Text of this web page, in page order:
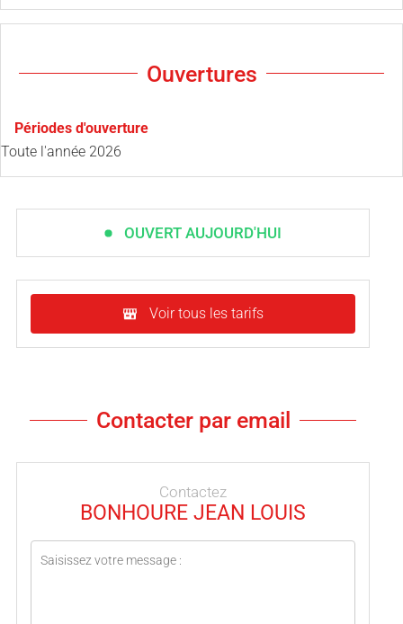
Ouvertures
Périodes d'ouverture
Toute l'année 2026
OUVERT AUJOURD'HUI
Voir tous les tarifs
Contacter par email
Contactez
BONHOURE JEAN LOUIS